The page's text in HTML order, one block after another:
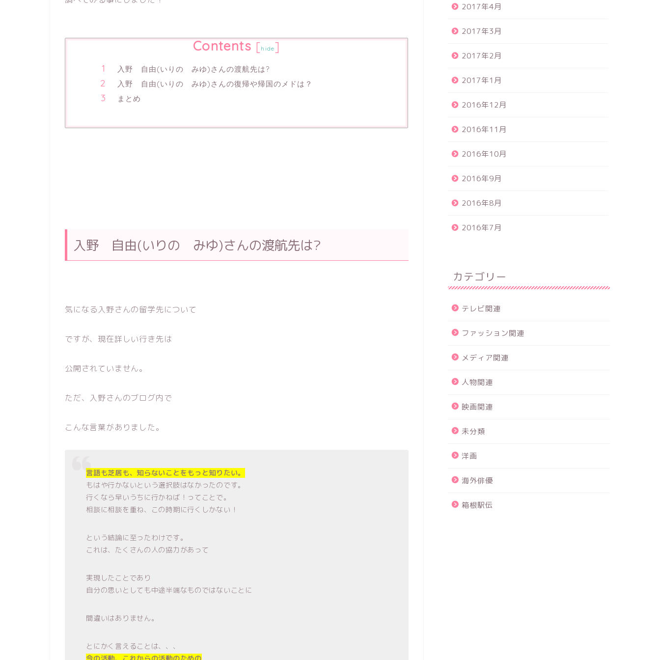
Contents [hide]
入野 自由(いりの みゆ)さんの渡航先は?
入野 自由(いりの みゆ)さんの復帰や帰国のメドは？
まとめ
入野 自由(いりの みゆ)さんの渡航先は?
気になる入野さんの留学先について
ですが、現在詳しい行き先は
公開されていません。
ただ、入野さんのブログ内で
こんな言葉がありました。
言語も芝居も、知らないことをもっと知りたい。
もはや行かないという選択肢はなかったのです。
行くなら早いうちに行かねば！ってことで。
相談に相談を重ね、この時期に行くしかない！
という結論に至ったわけです。
これは、たくさんの人の協力があって
実現したことであり
自分の思いとしても中途半端なものではないことに
間違いはありません。
とにかく言えることは、、、
2017年4月
2017年3月
2017年2月
2017年1月
2016年12月
2016年11月
2016年10月
2016年9月
2016年8月
2016年7月
カテゴリー
テレビ関連
ファッション関連
メディア関連
人物関連
映画関連
未分類
洋画
海外俳優
箱根駅伝